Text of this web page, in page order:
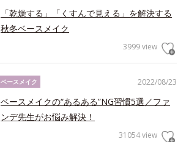
「乾燥する」「くすんで見える」を解決する
秋冬ベースメイク
3999 view
2022/08/23
ベースメイク
ベースメイクの“あるある”NG習慣5選／ファ
ンデ先生がお悩み解決！
31054 view